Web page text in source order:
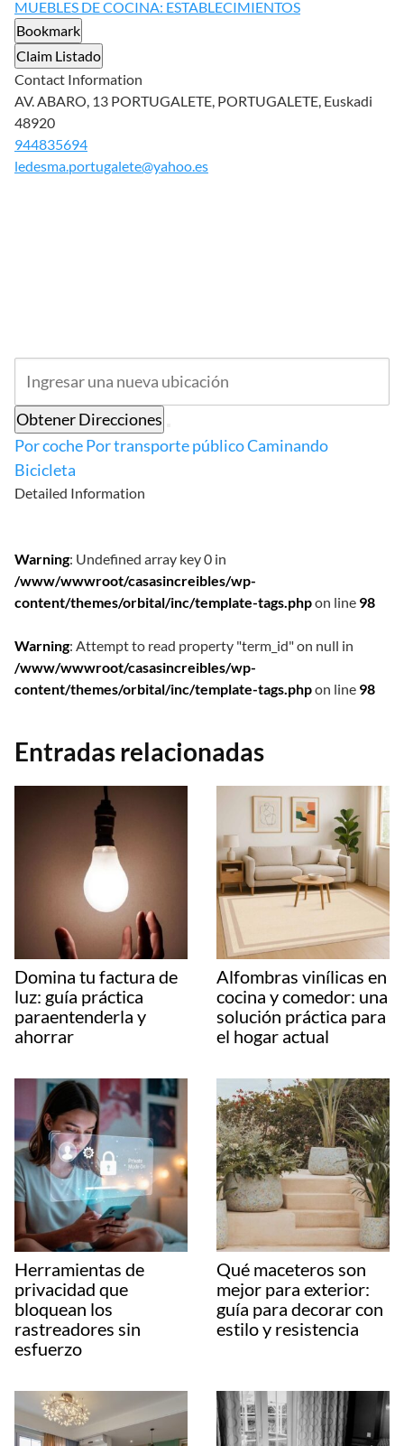
MUEBLES DE COCINA: ESTABLECIMIENTOS
Bookmark
Claim Listado
Contact Information
AV. ABARO, 13 PORTUGALETE, PORTUGALETE, Euskadi
48920
944835694
ledesma.portugalete@yahoo.es
Obtener Direcciones
Por cochePor transporte públicoCaminando
Bicicleta
Detailed Information
Warning: Undefined array key 0 in
/www/wwwroot/casasincreibles/wp-
content/themes/orbital/inc/template-tags.phpon line 98
Warning: Attempt to read property "term_id" on null in
/www/wwwroot/casasincreibles/wp-
content/themes/orbital/inc/template-tags.phpon line 98
Entradas relacionadas
Domina tu factura de
luz: guía práctica
paraentenderla y
ahorrar
Alfombras vinílicas en
cocina y comedor: una
solución práctica para
el hogar actual
Herramientas de
privacidad que
bloquean los
rastreadores sin
esfuerzo
Qué maceteros son
mejor para exterior:
guía para decorar con
estilo y resistencia